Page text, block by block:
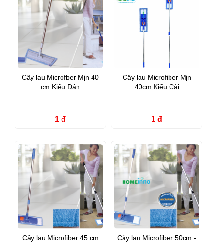
Cây lau Microfber Mịn 40
cm Kiểu Dán
1 đ
Cây lau Microfiber Mịn
40cm Kiểu Cài
1 đ
Cây lau Microfiber 45 cm
Cây lau Microfiber 50cm -